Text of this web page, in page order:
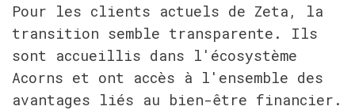
Pour les clients actuels de Zeta, la
transition semble transparente. Ils
sont accueillis dans l'écosystème
Acorns et ont accès à l'ensemble des
avantages liés au bien-être financier.